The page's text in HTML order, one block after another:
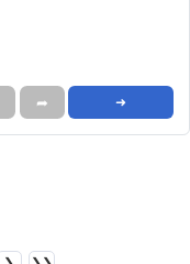
➦ ➜